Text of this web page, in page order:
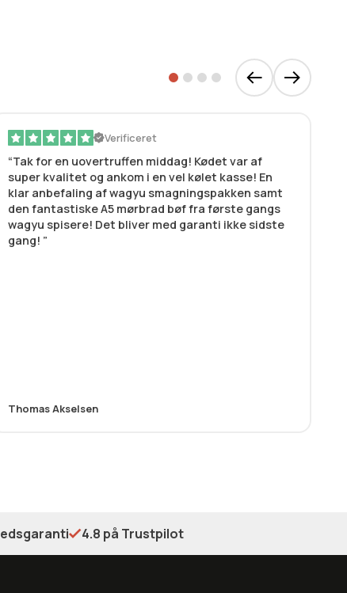
Verificeret
Tak for en uovertruffen middag! Kødet var af
super kvalitet og ankom i en vel kølet kasse! En
klar anbefaling af wagyu smagningspakken samt
den fantastiske A5 mørbrad bøf fra første gangs
wagyu spisere! Det bliver med garanti ikke sidste
gang!
Thomas Akselsen
4.8 på Trustpilot